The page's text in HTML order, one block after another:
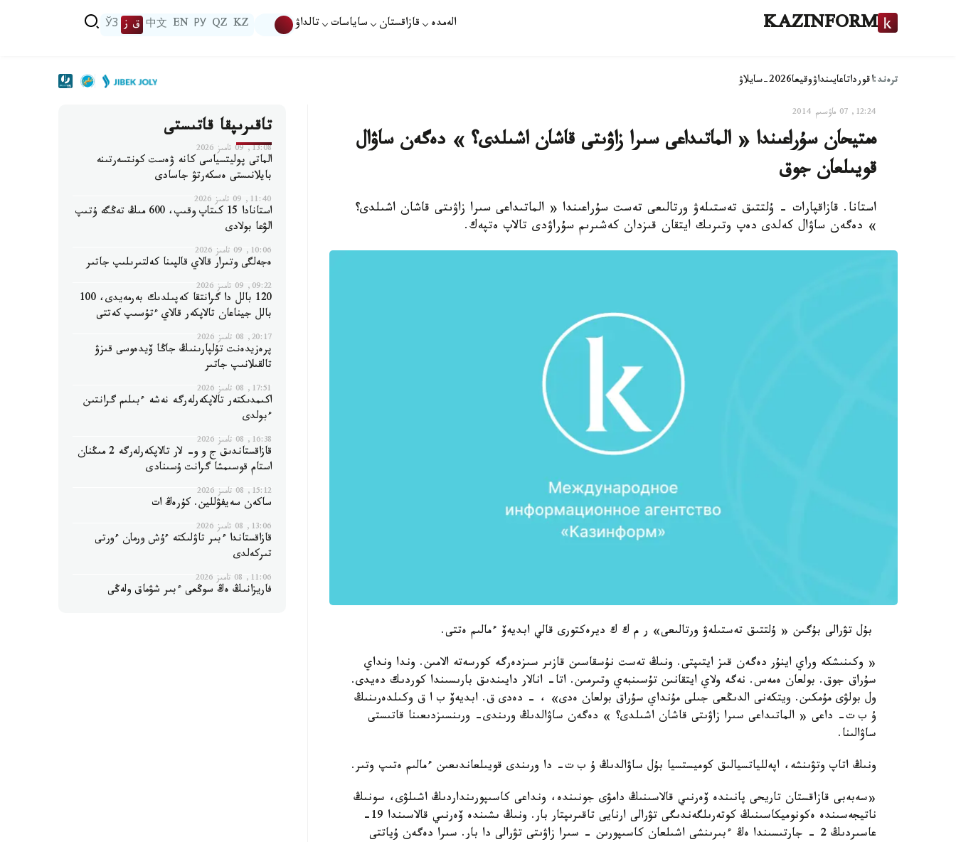
KAZINFORM الەمدە قازاقستان ساياسات تالداۋ KZ
QZ
РУ
EN
中文 ق ز ЎЗ
ترەند:اقورداتاعايىنداۋوقيعا2026-سايلاۋ
12:24, 07 ماۋسىم 2014
ەمتيحان سۇراعىندا « الماتىداعى سىرا زاۋىتى قاشان اشىلدى؟ » دەگەن ساۋال
قويىلعان جوق
استانا. قازاقپارات - ۇلتتىق تەستىلەۋ ورتالىعى تەست سۇراعىندا « الماتىداعى سىرا زاۋىتى قاشان اشىلدى؟
» دەگەن ساۋال كەلدى دەپ وتىرىك ايتقان قىزدان كەشىرىم سۇراۋدى تالاپ ەتپەك.
بۇل تۋرالى بۇگىن « ۇلتتىق تەستىلەۋ ورتالىعى» ر م ك ك ديرەكتورى قالي ابديەۆ ءمالىم ەتتى.
« وكىنىشكە وراي اينۇر دەگەن قىز ايتىپتى. ونىڭ تەست نۇسقاسىن قازىر سىزدەرگە كورسەتە الامىن. وندا ونداي
سۇراق جوق. بولعان ەمەس. نەگە ولاي ايتقانىن تۇسىنبەي وتىرمىن. اتا- انالار دايىندىق بارىسىندا كوردىك دەيدى.
ول بولۋى مۇمكىن. ويتكەنى الدىڭعى جىلى مۇنداي سۇراق بولعان ەدى» ، - دەدى ق. ابديەۆ ب ا ق وكىلدەرىنىڭ
ۇ ب ت- داعى « الماتىداعى سىرا زاۋىتى قاشان اشىلدى؟ » دەگەن ساۋالدىڭ ورىندى- ورىنسىزدىعىنا قاتىستى
ساۋالىنا.
ونىڭ اتاپ وتۋىنشە، اپەللياتسيالىق كوميستسيا بۇل ساۋالدىڭ ۇ ب ت- دا ورىندى قويىلعاندىعىن ءمالىم ەتىپ وتىر.
«سەبەبى قازاقستان تاريحى پانىندە ۆەرنىي قالاسىنىڭ دامۋى جونىندە، ونداعى كاسىپورىنداردىڭ اشىلۋى، سونىڭ
ناتيجەسىندە ەكونوميكاسىنىڭ كوتەرىلگەندىگى تۋرالى ارنايى تاقىرىپتار بار. ونىڭ ىشىندە ۆەرنىي قالاسىندا 19-
عاسىردىڭ 2 - جارتىسىندا ەڭ ءبىرىنشى اشىلعان كاسىپورىن - سىرا زاۋىتى تۋرالى دا بار. سىرا دەگەن ۇياتتى
تاقىرىپقا قاتىستى
13:08, 09 تامىز 2026
الماتى پوليتسياسى كانە ۋەست كونتسەرتىنە
بايلانىستى ەسكەرتۋ جاسادى
11:40, 09 تامىز 2026
استانادا 15 كىتاپ وقىپ، 600 مىڭ تەڭگە ۇتىپ
الۋعا بولادى
10:06, 09 تامىز 2026
ەجەلگى وتىرار قالاي قالپىنا كەلتىرىلىپ جاتىر
09:22, 09 تامىز 2026
120 بالل دا گرانتقا كەپىلدىك بەرمەيدى، 100
بالل جيناعان تالاپكەر قالاي ءتۇسىپ كەتتى
20:17, 08 تامىز 2026
پرەزيدەنت تۇلپارىنىڭ جاڭا ۆيدەوسى قىزۋ
تالقىلانىپ جاتىر
17:51, 08 تامىز 2026
اكىمدىكتەر تالاپكەرلەرگە نەشە ءبىلىم گرانتىن
ءبولدى
16:38, 08 تامىز 2026
قازاقستاندىق ج و و- لار تالاپكەرلەرگە 2 مىڭنان
استام قوسىمشا گرانت ۇسىنادى
15:12, 08 تامىز 2026
ساكەن سەيفۋللين. كۇرەڭ ات
13:06, 08 تامىز 2026
قازاقستاندا ءبىر تاۋلىكتە ءۇش ورمان ءورتى
تىركەلدى
11:06, 08 تامىز 2026
فاريزانىڭ ەڭ سوڭعى ءبىر شۋماق ولەڭى